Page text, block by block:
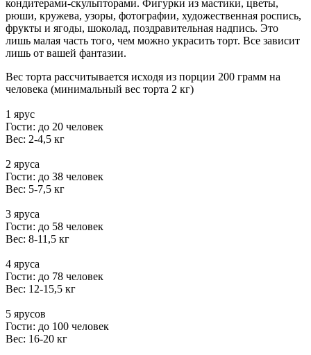
кондитерами-скульпторами. Фигурки из мастики, цветы,
рюши, кружева, узоры, фотографии, художественная роспись,
фрукты и ягоды, шоколад, поздравительная надпись. Это
лишь малая часть того, чем можно украсить торт. Все зависит
лишь от вашей фантазии.
Вес торта рассчитывается исходя из порции 200 грамм на
человека (минимальный вес торта 2 кг)
1 ярус
Гости: до 20 человек
Вес: 2-4,5 кг
2 яруса
Гости: до 38 человек
Вес: 5-7,5 кг
3 яруса
Гости: до 58 человек
Вес: 8-11,5 кг
4 яруса
Гости: до 78 человек
Вес: 12-15,5 кг
5 ярусов
Гости: до 100 человек
Вес: 16-20 кг